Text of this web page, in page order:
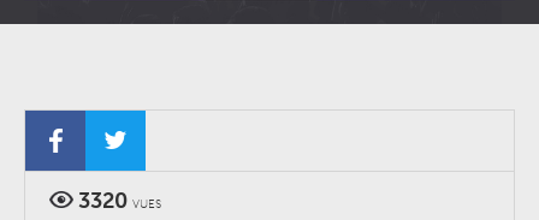
3320 VUES